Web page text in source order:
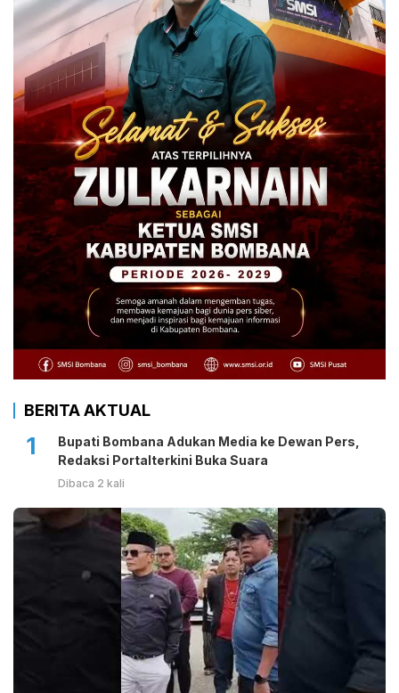
BERITA AKTUAL
1
Bupati Bombana Adukan Media ke Dewan Pers,
Redaksi Portalterkini Buka Suara
Dibaca 2 kali